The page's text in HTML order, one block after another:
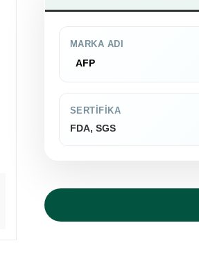
MARKA ADI
AFP
SERTIFIKA
FDA, SGS